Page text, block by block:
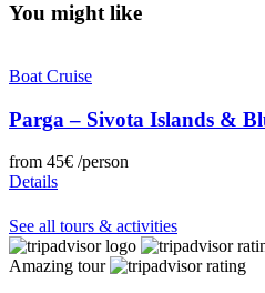
You might like
Boat Cruise
Parga – Sivota Islands &
from 45€ /person
Details
See all tours & activities
Amazing tour